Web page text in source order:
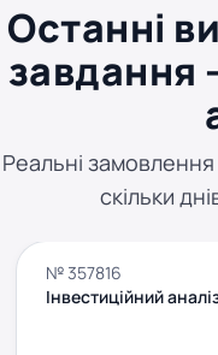
Останні
завдання
Реальні
скільки
№ 357816
Інвестиційний